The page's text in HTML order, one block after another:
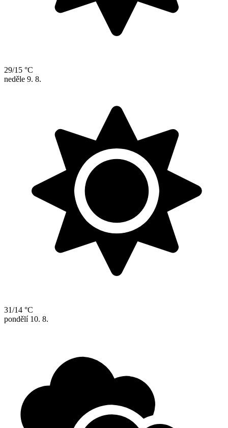
29/15 °C
neděle 9. 8.
31/14 °C
pondělí 10. 8.